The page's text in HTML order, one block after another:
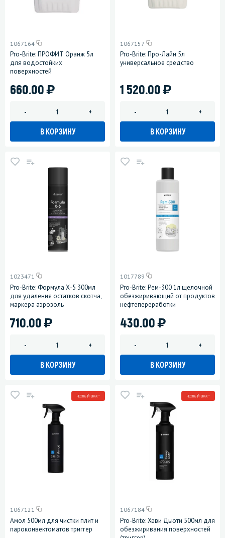
1067164
Pro-Brite: ПРОФИТ Оранж 5л
для водостойких
поверхностей
660.00)
- +
В КОРЗИНУ
1067157
Pro-Brite: Про-Лайн 5л
универсальное средство
1 520.00)
- +
В КОРЗИНУ
1023471
Pro-Brite: Формула Х-5 300мл
для удаления остатков скотча,
маркера аэрозоль
710.00)
- +
В КОРЗИНУ
1017789
Pro-Brite: Рем-300 1л щелочной
обезжиривающий от продуктов
нефтепереработки
430.00)
- +
В КОРЗИНУ
ЧЕСТНЫЙ ЗНАК *
1067121
Амол 500мл для чистки плит и
пароконвектоматов триггер
ЧЕСТНЫЙ ЗНАК *
1067184
Pro-Brite: Хеви Дьюти 500мл для
обезжиривания поверхностей